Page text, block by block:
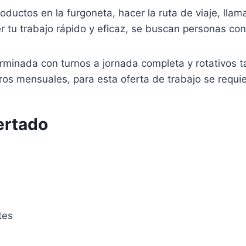
en la furgoneta, hacer la ruta de viaje,
tu trabajo rápido y eficaz, se buscan personas
con turnos a jornada completa y rotativos
mensuales, para esta oferta de trabajo se